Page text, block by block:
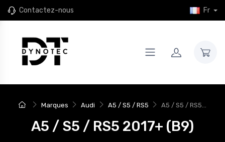
Contactez-nous Fr
Marques Audi A5 / S5 / RS5 A5 / S5 / RS5...
A5 / S5 / RS5 2017+ (B9)